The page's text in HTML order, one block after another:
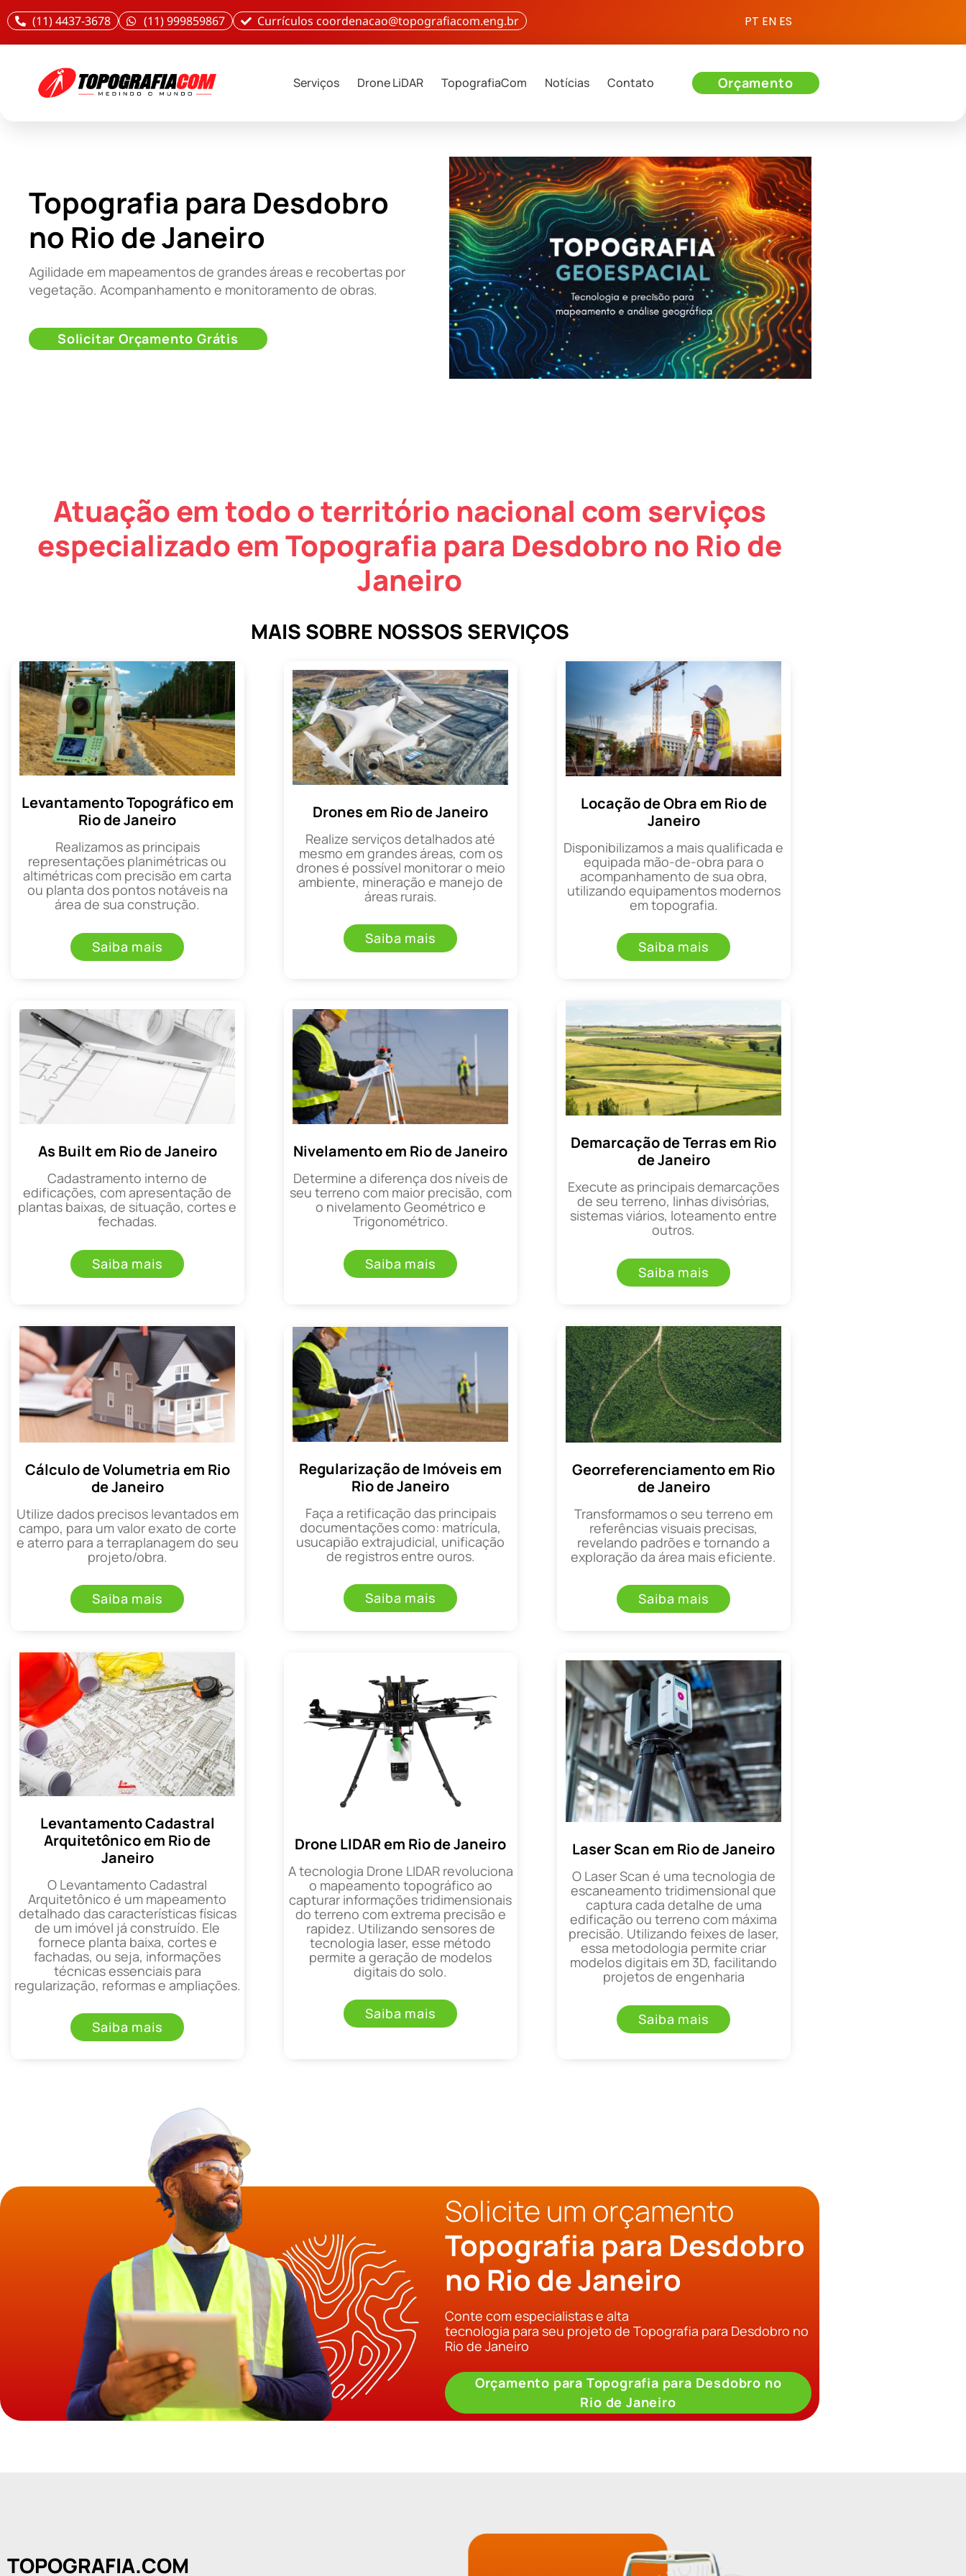
(11) 4437-3678 (11) 999859867 Currículos coordenacao@topografiacom.eng.br PT EN ES
Serviços Drone LiDAR TopografiaCom Notícias Contato Orçamento
Topografia para Desdobro
no Rio de Janeiro
Agilidade em mapeamentos de grandes áreas e recobertas por
vegetação. Acompanhamento e monitoramento de obras.
Solicitar Orçamento Grátis
Atuação em todo o território nacional com serviços
especializado em Topografia para Desdobro no Rio de
Janeiro
MAIS SOBRE NOSSOS SERVIÇOS
Levantamento Topográfico em
Rio de Janeiro
Realizamos as principais
representações planimétricas ou
altimétricas com precisão em carta
ou planta dos pontos notáveis na
área de sua construção.
Saiba mais
Drones em Rio de Janeiro
Realize serviços detalhados até
mesmo em grandes áreas, com os
drones é possível monitorar o meio
ambiente, mineração e manejo de
áreas rurais.
Saiba mais
Locação de Obra em Rio de
Janeiro
Disponibilizamos a mais qualificada e
equipada mão-de-obra para o
acompanhamento de sua obra,
utilizando equipamentos modernos
em topografia.
Saiba mais
As Built em Rio de Janeiro
Cadastramento interno de
edificações, com apresentação de
plantas baixas, de situação, cortes e
fechadas.
Saiba mais
Nivelamento em Rio de Janeiro
Determine a diferença dos níveis de
seu terreno com maior precisão, com
o nivelamento Geométrico e
Trigonométrico.
Saiba mais
Demarcação de Terras em Rio
de Janeiro
Execute as principais demarcações
de seu terreno, linhas divisórias,
sistemas viários, loteamento entre
outros.
Saiba mais
Cálculo de Volumetria em Rio
de Janeiro
Utilize dados precisos levantados em
campo, para um valor exato de corte
e aterro para a terraplanagem do seu
projeto/obra.
Saiba mais
Regularização de Imóveis em
Rio de Janeiro
Faça a retificação das principais
documentações como: matrícula,
usucapião extrajudicial, unificação
de registros entre ouros.
Saiba mais
Georreferenciamento em Rio
de Janeiro
Transformamos o seu terreno em
referências visuais precisas,
revelando padrões e tornando a
exploração da área mais eficiente.
Saiba mais
Levantamento Cadastral
Arquitetônico em Rio de
Janeiro
O Levantamento Cadastral
Arquitetônico é um mapeamento
detalhado das características físicas
de um imóvel já construído. Ele
fornece planta baixa, cortes e
fachadas, ou seja, informações
técnicas essenciais para
regularização, reformas e ampliações.
Saiba mais
Drone LIDAR em Rio de Janeiro
A tecnologia Drone LIDAR revoluciona
o mapeamento topográfico ao
capturar informações tridimensionais
do terreno com extrema precisão e
rapidez. Utilizando sensores de
tecnologia laser, esse método
permite a geração de modelos
digitais do solo.
Saiba mais
Laser Scan em Rio de Janeiro
O Laser Scan é uma tecnologia de
escaneamento tridimensional que
captura cada detalhe de uma
edificação ou terreno com máxima
precisão. Utilizando feixes de laser,
essa metodologia permite criar
modelos digitais em 3D, facilitando
projetos de engenharia
Saiba mais
Solicite um orçamento
Topografia para Desdobro
no Rio de Janeiro
Conte com especialistas e alta
tecnologia para seu projeto de Topografia para Desdobro no
Rio de Janeiro
Orçamento para Topografia para Desdobro no
Rio de Janeiro
TOPOGRAFIA.COM